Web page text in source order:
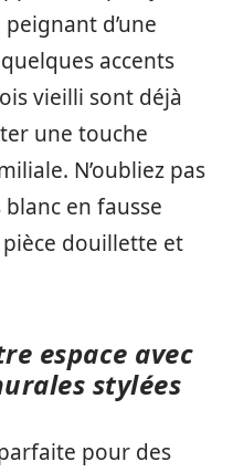
d’une
accents
vieilli sont déjà
une touche
N’oubliez pas
en fausse
douillette et
espace avec
stylées
pour des